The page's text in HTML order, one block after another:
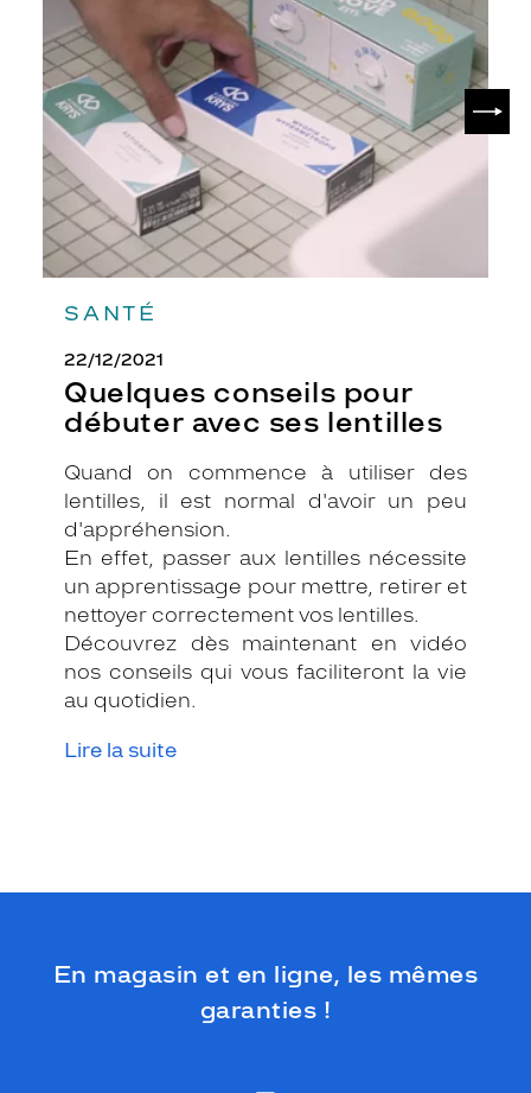
SANTÉ
22/12/2021
Quelques conseils pour
débuter avec ses lentilles
Quand on commence à utiliser des
lentilles, il est normal d'avoir un peu
d'appréhension.
En effet, passer aux lentilles nécessite
un apprentissage pour mettre, retirer et
nettoyer correctement vos lentilles.
Découvrez dès maintenant en vidéo
nos conseils qui vous faciliteront la vie
au quotidien.
Lire la suite
pour
débuter
avec
ses
lentilles
En magasin et en ligne, les mêmes
garanties !